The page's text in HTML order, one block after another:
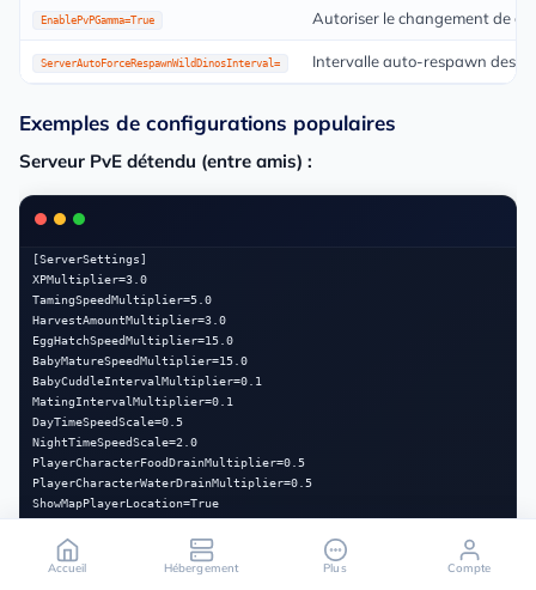
Accueil Hébergement Plus Compte
EnablePvPGamma=True Autoriser le changement de
ServerAutoForceRespawnWildDinosInterval= Intervalle auto-respawn des
Exemples de configurations populaires
Serveur PvE détendu (entre amis) :
[ServerSettings]
XPMultiplier=3.0
TamingSpeedMultiplier=5.0
HarvestAmountMultiplier=3.0
EggHatchSpeedMultiplier=15.0
BabyMatureSpeedMultiplier=15.0
BabyCuddleIntervalMultiplier=0.1
MatingIntervalMultiplier=0.1
DayTimeSpeedScale=0.5
NightTimeSpeedScale=2.0
PlayerCharacterFoodDrainMultiplier=0.5
PlayerCharacterWaterDrainMultiplier=0.5
ShowMapPlayerLocation=True
DifficultyOffset=1.0